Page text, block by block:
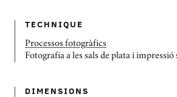
TECHNIQUE
Processos fotogràfics
Fotografia a les sals de plata i impressió
DIMENSIONS